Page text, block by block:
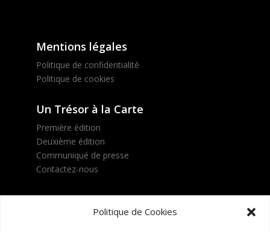
Politique de Cookies
Mentions légales
Politique de confidentialité
Politique de cookies
Un Trésor à la Carte
Première édition
Deuxième édition
Communiqué de presse
Contactez-nous
Suivez le projet !